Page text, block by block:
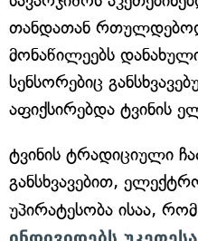
თანდათან
მონაწილეებს
სენსორებიც
აფიქსირებდა ტვინის
ტვინის ტრადიციული
განსხვავებით,
უპირატესობა ისაა, რომ